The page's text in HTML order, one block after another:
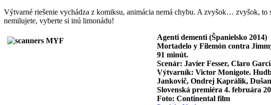
Výtvarné riešenie vychádza z komiksu, animácia nemá chybu. A zvyšok… zvyšok,
nemilujete, vyberte si inú limonádu!
Agenti dementi (Španielsko 2014)
Mortadelo y Filemón contra
91 minút.
Scenár: Javier Fesser, Claro
Výtvarník: Victor Monigote.
Jankovič, Ondrej Kaprálik,
Slovenská premiéra 4. februára
Foto: Continental film